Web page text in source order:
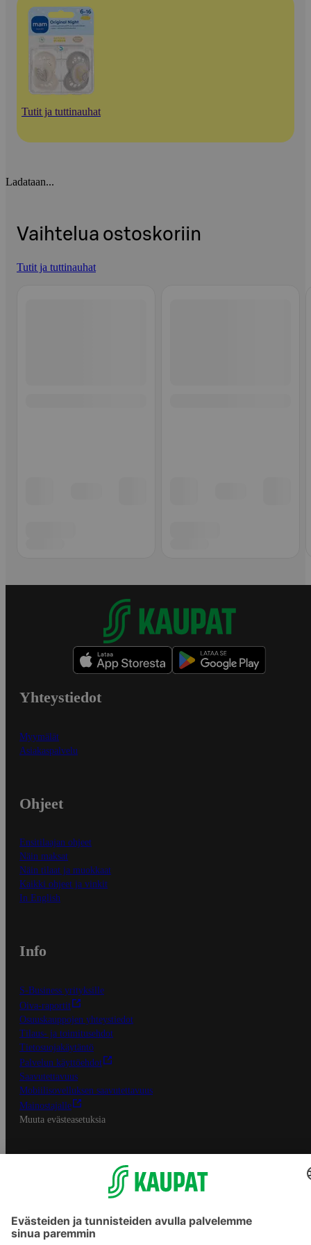
Tutit ja tuttinauhat
Ladataan...
Vaihtelua ostoskoriin
Tutit ja tuttinauhat
Yhteystiedot
Myymälät
Asiakaspalvelu
Ohjeet
Ensitilaajan ohjeet
Näin maksat
Näin tilaat ja muokkaat
Kaikki ohjeet ja vinkit
In English
Info
S-Business yrityksille
Oiva-raportit
Osuuskauppojen yhteystiedot
Tilaus- ja toimitusehdot
Tietosuojakäytäntö
Palvelun käyttöehdot
Saavutettavuus
Mobiilisovelluksen saavutettavuus
Mainostajalle
Muuta evästeasetuksia
S-ryhmän palvelut
Asiakasomistajuus